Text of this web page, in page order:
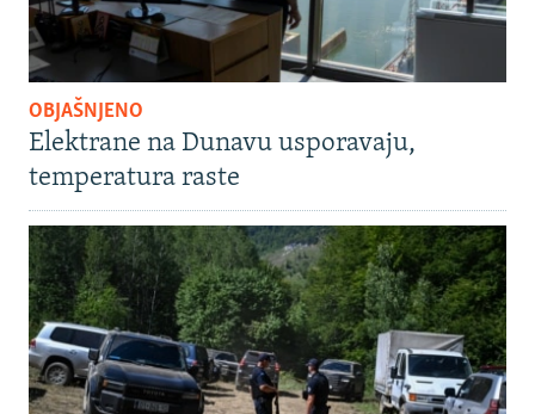
OBJAŠNJENO
Elektrane na Dunavu usporavaju,
temperatura raste